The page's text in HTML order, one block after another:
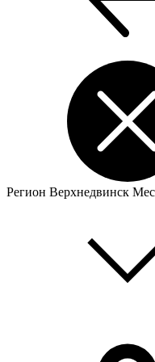
Регион Верхнедвинск